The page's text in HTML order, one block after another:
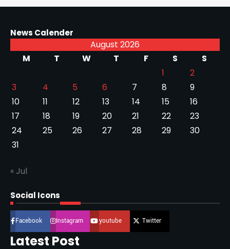
News Calender
August 2026
M
T W T F S
S
1
2
3
4 5 6 7 8
9
10
11 12 13 14 15
16
17
18 19 20 21 22
23
24
25 26 27 28 29
30
31
« Jul
Social Icons
Facebook Instagram youtube Twitter
Latest Post